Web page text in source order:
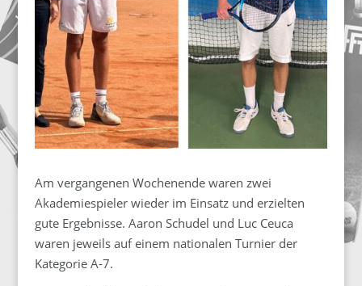
Am vergangenen Wochenende waren zwei
Akademiespieler wieder im Einsatz und erzielten
gute Ergebnisse. Aaron Schudel und Luc Ceuca
waren jeweils auf einem nationalen Turnier der
Kategorie A-7.